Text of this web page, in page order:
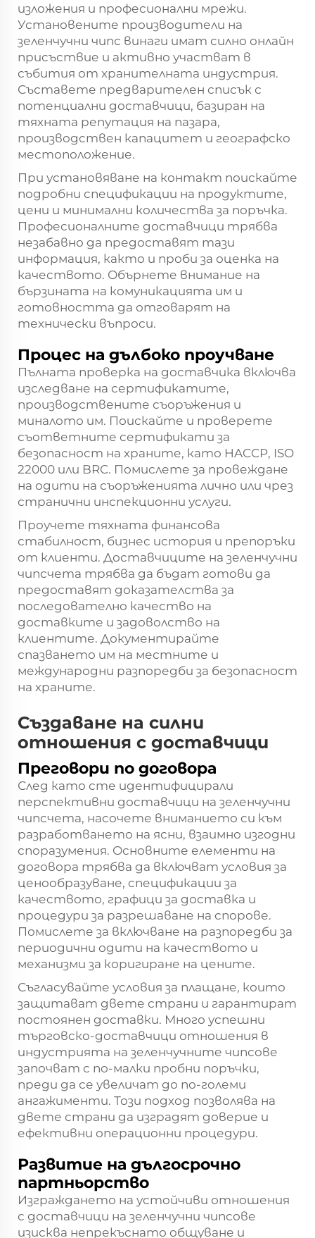
изложения и професионални мрежи.
Установените производители на
зеленчучни чипс винаги имат силно онлайн
присъствие и активно участват в
събития от хранителната индустрия.
Съставете предварителен списък с
потенциални доставчици, базиран на
тяхната репутация на пазара,
производствен капацитет и географско
местоположение.
При установяване на контакт поискайте
подробни спецификации на продуктите,
цени и минимални количества за поръчка.
Професионалните доставчици трябва
незабавно да предоставят тази
информация, както и проби за оценка на
качеството. Обърнете внимание на
бързината на комуникацията им и
готовността да отговарят на
технически въпроси.
Процес на дълбоко проучване
Пълната проверка на доставчика включва
изследване на сертификатите,
производствените съоръжения и
миналото им. Поискайте и проверете
съответните сертификати за
безопасност на храните, като HACCP, ISO
22000 или BRC. Помислете за провеждане
на одити на съоръженията лично или чрез
странични инспекционни услуги.
Проучете тяхната финансова
стабилност, бизнес история и препоръки
от клиенти. Доставчиците на зеленчучни
чипсчета трябва да бъдат готови да
предоставят доказателства за
последователно качество на
доставките и задоволство на
клиентите. Документирайте
спазването им на местните и
международни разпоредби за безопасност
на храните.
Създаване на силни
отношения с доставчици
Преговори по договора
След като сте идентифицирали
перспективни доставчици на зеленчучни
чипсчета, насочете вниманието си към
разработването на ясни, взаимно изгодни
споразумения. Основните елементи на
договора трябва да включват условия за
ценообразуване, спецификации за
качеството, графици за доставка и
процедури за разрешаване на спорове.
Помислете за включване на разпоредби за
периодични одити на качеството и
механизми за коригиране на цените.
Съгласувайте условия за плащане, които
защитават двете страни и гарантират
постоянен доставки. Много успешни
търговско-доставчици отношения в
индустрията на зеленчучните чипсове
започват с по-малки пробни поръчки,
преди да се увеличат до по-големи
ангажименти. Този подход позволява на
двете страни да изградят доверие и
ефективни операционни процедури.
Развитие на дългосрочно
партньорство
Изграждането на устойчиви отношения
с доставчици на зеленчучни чипсове
изисква непрекъснато общуване и